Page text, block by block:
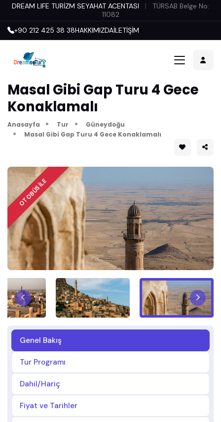
DREAM LIFE TURİZM SEYAHAT ACENTASI |
TÜRSAB Belge No:
11082
+90 212 425 38 38HAKKIMIZDAİLETİŞİM
Masal Gibi Gap Turu 4 Gece
Konaklamalı
Anasayfa Tur
Güneydoğu
Masal Gibi Gap Turu 4 Gece Konaklamalı
OTOBÜS İLE
Genel Bakış
Tur Programı
Dahil/Hariç
Fiyat ve Tarihler